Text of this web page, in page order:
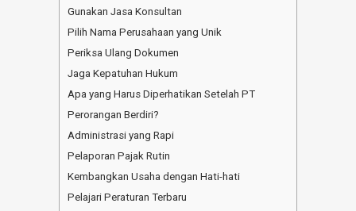
Gunakan Jasa Konsultan
Pilih Nama Perusahaan yang Unik
Periksa Ulang Dokumen
Jaga Kepatuhan Hukum
Apa yang Harus Diperhatikan Setelah PT
Perorangan Berdiri?
Administrasi yang Rapi
Pelaporan Pajak Rutin
Kembangkan Usaha dengan Hati-hati
Pelajari Peraturan Terbaru